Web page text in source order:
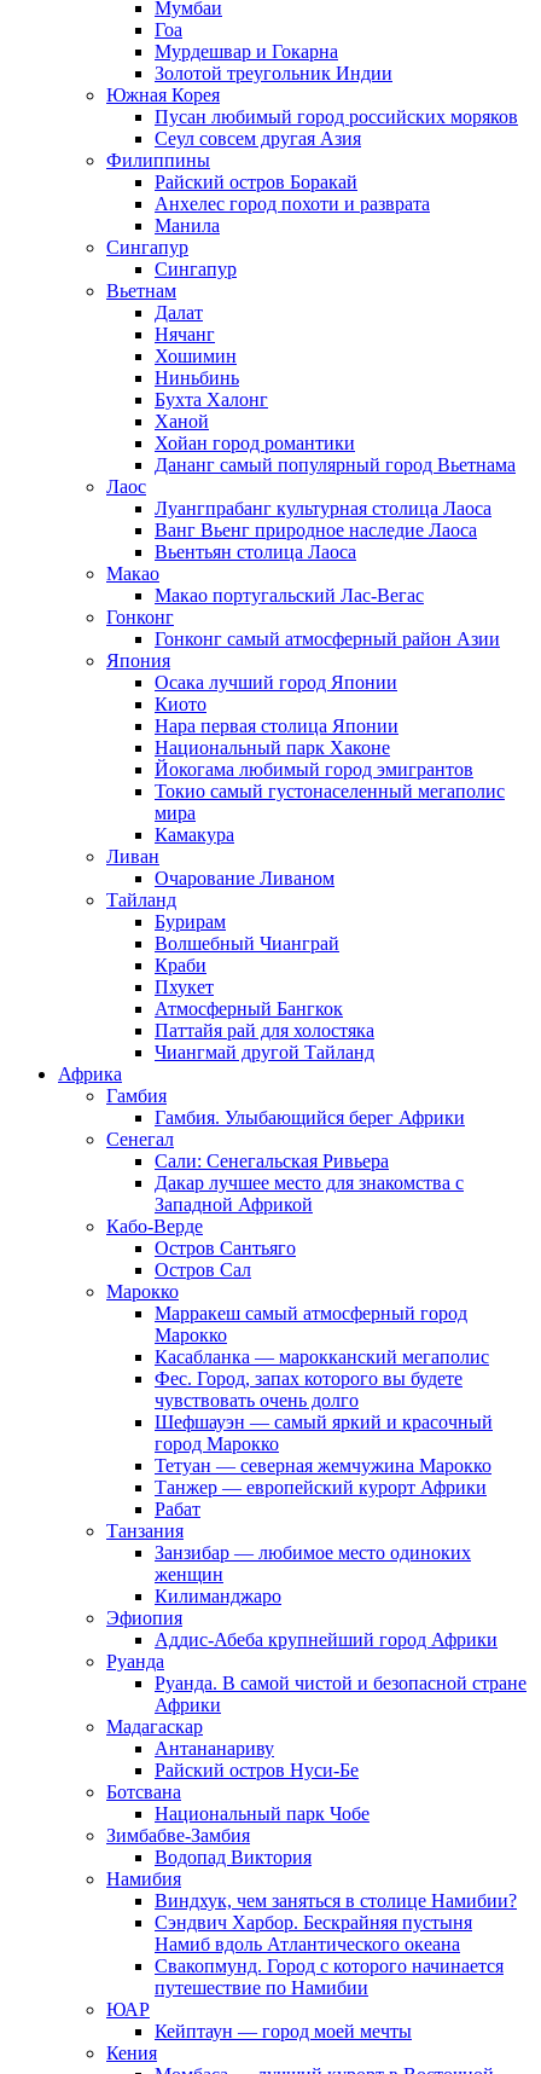
Мумбаи
Гоа
Мурдешвар и Гокарна
Золотой треугольник Индии
Южная Корея
Пусан любимый город российских моряков
Сеул совсем другая Азия
Филиппины
Райский остров Боракай
Анхелес город похоти и разврата
Манила
Сингапур
Сингапур
Вьетнам
Далат
Нячанг
Хошимин
Ниньбинь
Бухта Халонг
Ханой
Хойан город романтики
Дананг самый популярный город Вьетнама
Лаос
Луангпрабанг культурная столица Лаоса
Ванг Вьенг природное наследие Лаоса
Вьентьян столица Лаоса
Макао
Макао португальский Лас-Вегас
Гонконг
Гонконг самый атмосферный район Азии
Япония
Осака лучший город Японии
Киото
Нара первая столица Японии
Национальный парк Хаконе
Йокогама любимый город эмигрантов
Токио самый густонаселенный мегаполис
мира
Камакура
Ливан
Очарование Ливаном
Тайланд
Бурирам
Волшебный Чианграй
Краби
Пхукет
Атмосферный Бангкок
Паттайя рай для холостяка
Чиангмай другой Тайланд
Африка
Гамбия
Гамбия. Улыбающийся берег Африки
Сенегал
Сали: Сенегальская Ривьера
Дакар лучшее место для знакомства с
Западной Африкой
Кабо-Верде
Остров Сантьяго
Остров Сал
Марокко
Марракеш самый атмосферный город
Марокко
Касабланка — марокканский мегаполис
Фес. Город, запах которого вы будете
чувствовать очень долго
Шефшауэн — самый яркий и красочный
город Марокко
Тетуан — северная жемчужина Марокко
Танжер — европейский курорт Африки
Рабат
Танзания
Занзибар — любимое место одиноких
женщин
Килиманджаро
Эфиопия
Аддис-Абеба крупнейший город Африки
Руанда
Руанда. В самой чистой и безопасной стране
Африки
Мадагаскар
Антананариву
Райский остров Нуси-Бе
Ботсвана
Национальный парк Чобе
Зимбабве-Замбия
Водопад Виктория
Намибия
Виндхук, чем заняться в столице Намибии?
Сэндвич Харбор. Бескрайняя пустыня
Намиб вдоль Атлантического океана
Свакопмунд. Город с которого начинается
путешествие по Намибии
ЮАР
Кейптаун — город моей мечты
Кения